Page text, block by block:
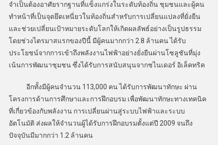
จำเป็นต้องอาศัยรากฐานที่แข็งแกร่งในระดับท้องถิ่น ชุมชนและผู้คน
ทำหน้าที่เป็นจุดยึดเหนี่ยวในท้องถิ่นสำหรับการเปลี่ยนแปลงที่ยั่งยืน
และช่วยเปลี่ยนเป้าหมายระดับโลกให้เกิดผลลัพธ์อย่างเป็นรูปธรรม
โดยช่วงไตรมาสแรกของปีนี้ มีผู้คนมากกว่า 2.8 ล้านคน ได้รับ
ประโยชน์จากการเข้าถึงพลังงานไฟฟ้าอย่างยั่งยืนผ่านโซลูชันที่มุ่ง
เน้นการพัฒนาชุมชน ซึ่งได้รับการสนับสนุนจากชไนเดอร์ อิเล็คทริค
อีกทั้งมีผู้คนจำนวน 113,000 คน ได้รับการพัฒนาทักษะ ผ่าน
โครงการด้านการศึกษาและการฝึกอบรม เพื่อพัฒนาทักษะทางเทคนิค
ที่เกี่ยวข้องกับพลังงาน การเปลี่ยนผ่านสู่ระบบไฟฟ้าและระบบ
อัตโนมัติ ส่งผลให้จำนวนผู้ได้รับการฝึกอบรมตั้งแต่ปี 2009 จนถึง
ปัจจุบันมีมากกว่า 1.2 ล้านคน